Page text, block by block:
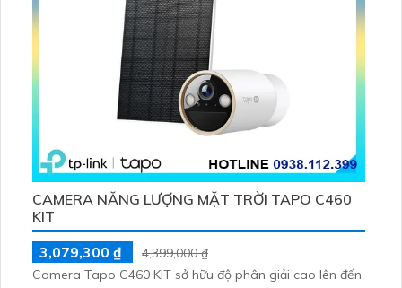
CAMERA NĂNG LƯỢNG MẶT TRỜI TAPO C460
KIT
3,079,300 ₫
4,399,000 ₫
Camera Tapo C460 KIT sở hữu độ phân giải cao lên đến